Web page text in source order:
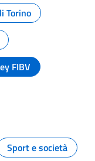
Torino
FIBV
Sport e società